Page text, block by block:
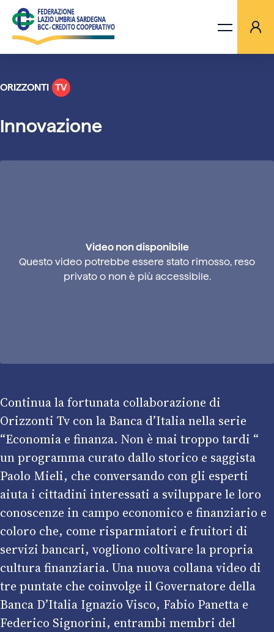
LA FEDERAZIONE
BANCHE
ORIZZONTI TV
Innovazione
Video non disponibile
Questo video potrebbe essere stato rimosso, reso
privato o non è più accessibile.
Continua la fortunata collaborazione di
Orizzonti Tv con la Banca d’Italia nella serie
“Economia e finanza. Non è mai troppo tardi “
un programma curato dallo storico e saggista
Paolo Mieli, che conversando con gli esperti
aiuta i cittadini interessati a sviluppare le loro
conoscenze in campo economico e finanziario e
coloro che, come risparmiatori e fruitori di
servizi bancari, vogliono coltivare la propria
cultura finanziaria. Una nuova collana video di
tre puntate che coinvolge il Governatore della
Banca D’Italia Ignazio Visco, Fabio Panetta e
Federico Signorini, entrambi membri del